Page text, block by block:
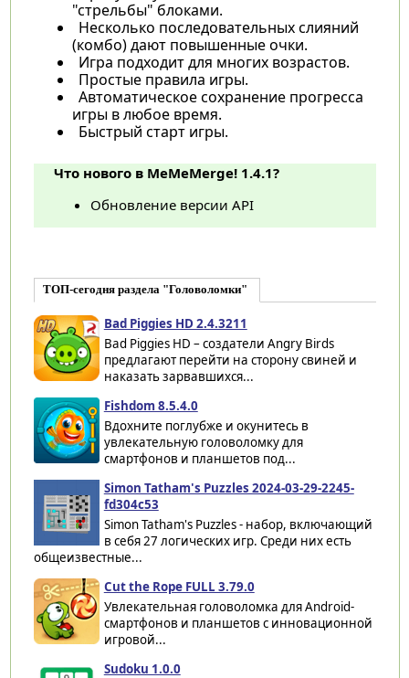
"стрельбы" блоками.
Несколько последовательных слияний
(комбо) дают повышенные очки.
Игра подходит для многих возрастов.
Простые правила игры.
Автоматическое сохранение прогресса
игры в любое время.
Быстрый старт игры.
Что нового в MeMeMerge! 1.4.1?
Обновление версии API
ТОП-сегодня раздела "Головоломки"
Bad Piggies HD 2.4.3211
Bad Piggies HD – создатели Angry Birds
предлагают перейти на сторону свиней и
наказать зарвавшихся...
Fishdom 8.5.4.0
Вдохните поглубже и окунитесь в
увлекательную головоломку для
смартфонов и планшетов под...
Simon Tatham's Puzzles 2024-03-29-2245-
fd304c53
Simon Tatham's Puzzles - набор, включающий
в себя 27 логических игр. Среди них есть
общеизвестные...
Cut the Rope FULL 3.79.0
Увлекательная головоломка для Android-
смартфонов и планшетов с инновационной
игровой...
Sudoku 1.0.0